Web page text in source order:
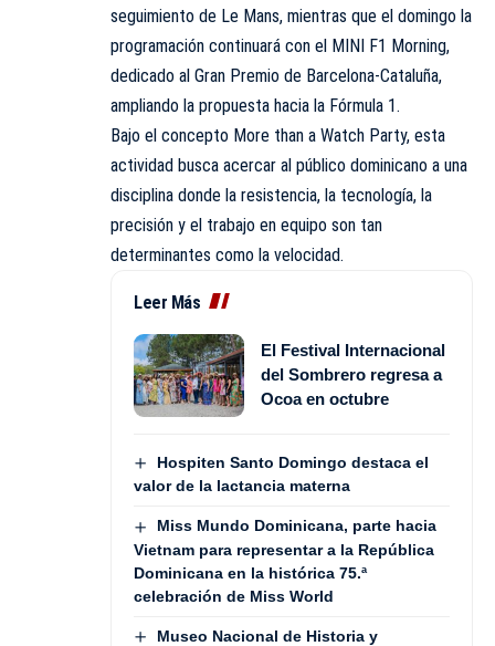
seguimiento de Le Mans, mientras que el domingo la
programación continuará con el MINI F1 Morning,
dedicado al Gran Premio de Barcelona-Cataluña,
ampliando la propuesta hacia la Fórmula 1.
Bajo el concepto More than a Watch Party, esta
actividad busca acercar al público dominicano a una
disciplina donde la resistencia, la tecnología, la
precisión y el trabajo en equipo son tan
determinantes como la velocidad.
Leer Más
El Festival Internacional
del Sombrero regresa a
Ocoa en octubre
Hospiten Santo Domingo destaca el
valor de la lactancia materna
Miss Mundo Dominicana, parte hacia
Vietnam para representar a la República
Dominicana en la histórica 75.ª
celebración de Miss World
Museo Nacional de Historia y